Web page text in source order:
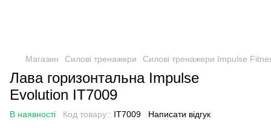
Магазин Силові тренажери Силові тренажери Impulse
Лава горизонтальна Impulse
Evolution IT7009
В наявності Код товару:: IT7009 Написати відгук